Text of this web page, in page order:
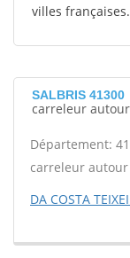
villes françaises.
SALBRIS 41300
carreleur
Département:
carreleur
DA COSTA